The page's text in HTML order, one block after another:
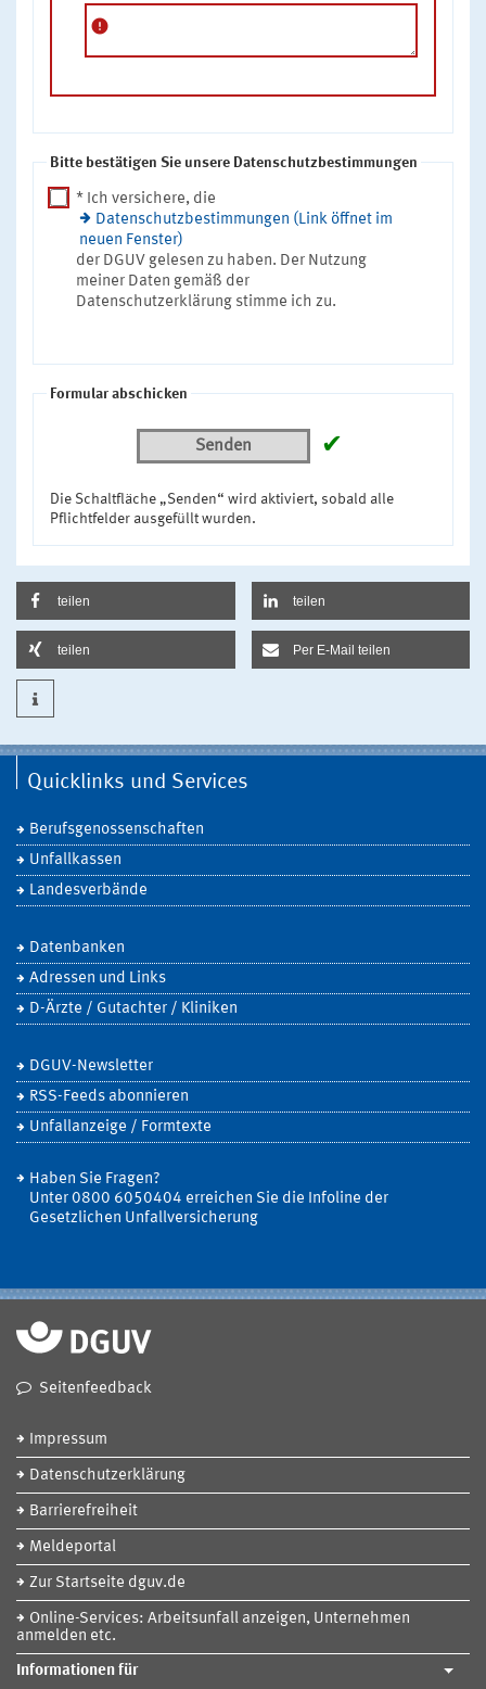
error
Bitte bestätigen Sie unsere Datenschutzbestimmungen
* Ich versichere, die
Datenschutzbestimmungen (Link öffnet im
neuen Fenster)
der DGUV gelesen zu haben. Der Nutzung
meiner Daten gemäß der
Datenschutzerklärung stimme ich zu.
Formular abschicken
Senden ✔
Die Schaltfläche „Senden“ wird aktiviert, sobald alle
Pflichtfelder ausgefüllt wurden.
teilen teilen
teilen Per E-Mail teilen
Quicklinks und Services
Berufsgenossenschaften
Unfallkassen
Landesverbände
Datenbanken
Adressen und Links
D-Ärzte / Gutachter / Kliniken
DGUV-Newsletter
RSS-Feeds abonnieren
Unfallanzeige / Formtexte
Haben Sie Fragen?
Unter 0800 6050404 erreichen Sie die Infoline der
Gesetzlichen Unfallversicherung
Seitenfeedback
Impressum
Datenschutzerklärung
Barrierefreiheit
Meldeportal
Zur Startseite dguv.de
Online-Services: Arbeitsunfall anzeigen, Unternehmen
anmelden etc.
Informationen für